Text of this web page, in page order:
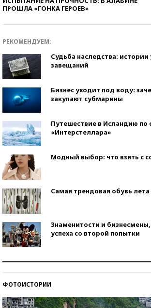
ПРОШЛА «ГОНКА ГЕРОЕВ»
РЕКОМЕНДУЕМ:
Судьба наследства:
завещаний
Бизнес уходит под воду:
закупают субмарины
Путешествие в Исландию по
«Интерстеллара»
Модный выбор: что взять с
Самая трендовая обувь лета
Знаменитости и
успеха со второй попытки
ФОТОИСТОРИИ